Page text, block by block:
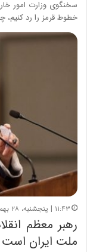
سخنگوی وزارت امور
خطوط قرمز را رد کنیم،
۱۱:۴۳ | پنجشنبه، ۲۸ بهمن ۱۴۰۰
رهبر معظم
ملت ایران است